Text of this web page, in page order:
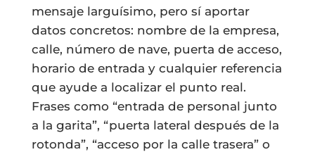
mensaje larguísimo, pero sí aportar
datos concretos: nombre de la empresa,
calle, número de nave, puerta de acceso,
horario de entrada y cualquier referencia
que ayude a localizar el punto real.
Frases como “entrada de personal junto
a la garita”, “puerta lateral después de la
rotonda”, “acceso por la calle trasera” o